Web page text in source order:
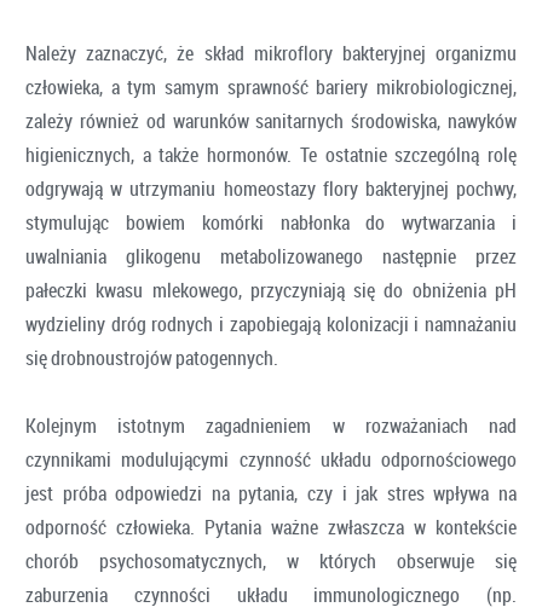
Należy zaznaczyć, że skład mikroflory bakteryjnej organizmu
człowieka, a tym samym sprawność bariery mikrobiologicznej,
zależy również od warunków sanitarnych środowiska, nawyków
higienicznych, a także hormonów. Te ostatnie szczególną rolę
odgrywają w utrzymaniu homeostazy flory bakteryjnej pochwy,
stymulując bowiem komórki nabłonka do wytwarzania i
uwalniania glikogenu metabolizowanego następnie przez
pałeczki kwasu mlekowego, przyczyniają się do obniżenia pH
wydzieliny dróg rodnych i zapobiegają kolonizacji i namnażaniu
się drobnoustrojów patogennych.
Kolejnym istotnym zagadnieniem w rozważaniach nad
czynnikami modulującymi czynność układu odpornościowego
jest próba odpowiedzi na pytania, czy i jak stres wpływa na
odporność człowieka. Pytania ważne zwłaszcza w kontekście
chorób psychosomatycznych, w których obserwuje się
zaburzenia czynności układu immunologicznego (np.